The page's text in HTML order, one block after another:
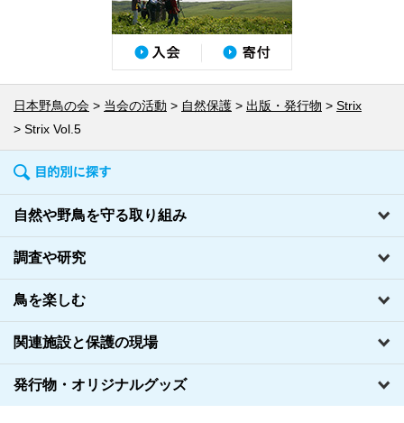
日本野鳥の会 当会の活動 自然保護 出版・発行物
Strix
Strix Vol.5
自然や野鳥を守る取り組み
調査や研究
鳥を楽しむ
関連施設と保護の現場
発行物・オリジナルグッズ